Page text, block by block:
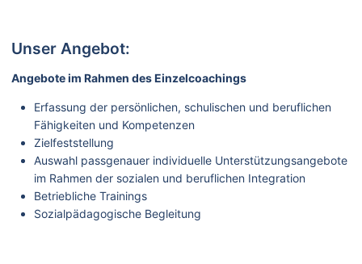
Unser Angebot:
Angebote im Rahmen des Einzelcoachings
Erfassung der persönlichen, schulischen und beruflichen
Fähigkeiten und Kompetenzen
Zielfeststellung
Auswahl passgenauer individuelle Unterstützungsangebote
im Rahmen der sozialen und beruflichen Integration
Betriebliche Trainings
Sozialpädagogische Begleitung